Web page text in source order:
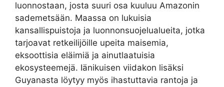
luonnostaan, josta suuri osa kuuluu Amazonin
sademetsään. Maassa on lukuisia
kansallispuistoja ja luonnonsuojelualueita, jotka
tarjoavat retkeilijöille upeita maisemia,
eksoottisia eläimiä ja ainutlaatuisia
ekosysteemejä. Iänikuisen viidakon lisäksi
Guyanasta löytyy myös ihastuttavia rantoja ja